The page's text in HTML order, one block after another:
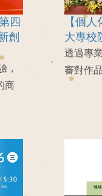
四
創
，
商
【個
大專校
透過專
審對作